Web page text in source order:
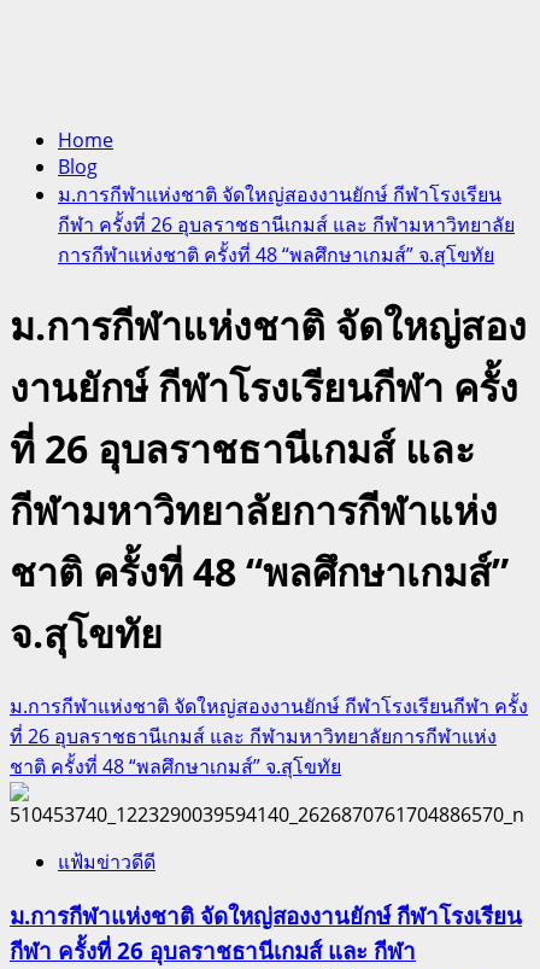
Home
Blog
ม.การกีฬาแห่งชาติ จัดใหญ่สองงานยักษ์ กีฬาโรงเรียน
กีฬา ครั้งที่ 26 อุบลราชธานีเกมส์ และ กีฬามหาวิทยาลัย
การกีฬาแห่งชาติ ครั้งที่ 48 “พลศึกษาเกมส์” จ.สุโขทัย
ม.การกีฬาแห่งชาติ จัดใหญ่สอง
งานยักษ์ กีฬาโรงเรียนกีฬา ครั้ง
ที่ 26 อุบลราชธานีเกมส์ และ
กีฬามหาวิทยาลัยการกีฬาแห่ง
ชาติ ครั้งที่ 48 “พลศึกษาเกมส์”
จ.สุโขทัย
ม.การกีฬาแห่งชาติ จัดใหญ่สองงานยักษ์ กีฬาโรงเรียนกีฬา ครั้ง
ที่ 26 อุบลราชธานีเกมส์ และ กีฬามหาวิทยาลัยการกีฬาแห่ง
ชาติ ครั้งที่ 48 “พลศึกษาเกมส์” จ.สุโขทัย
แฟ้มข่าวดีดี
ม.การกีฬาแห่งชาติ จัดใหญ่สองงานยักษ์ กีฬาโรงเรียน
กีฬา ครั้งที่ 26 อุบลราชธานีเกมส์ และ กีฬา